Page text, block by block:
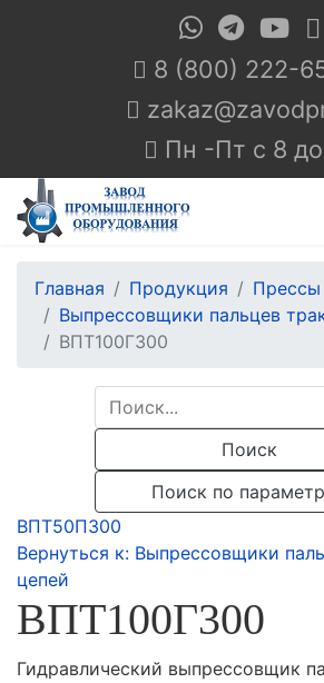
8 (800) 222-
Пн -Пт с 8 до
Главная Продукция
Прессы
Выпрессовщики пальцев
ВПТ100Г300
Поиск
Поиск по
ВПТ50П300
Вернуться к: Выпрессовщики
цепей
ВПТ100Г300
Гидравлический выпрессовщик